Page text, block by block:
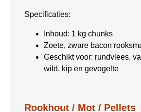
Specificaties:
Inhoud: 1 kg chunks
Zoete, zware bacon
Geschikt voor: rundvlees,
wild, kip en gevogelte
Rookhout / Mot / Pellets